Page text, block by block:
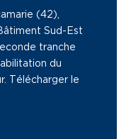
(42),
Sud-Est
tranche
du
Télécharger le